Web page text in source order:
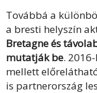
Továbbá a
a bresti helyszín
Bretagne és
mutatják be.
mellett
is partnerország